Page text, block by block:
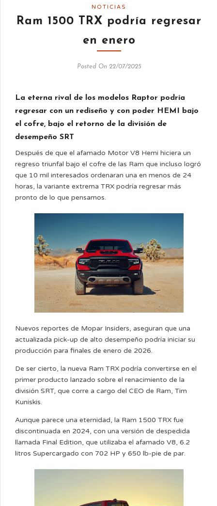
NOTICIAS
Ram 1500 TRX podría regresar
en enero
Posted On 22/07/2025
La eterna rival de los modelos Raptor podría
regresar con un rediseño y con poder HEMI bajo
el cofre, bajo el retorno de la división de
desempeño SRT
Después de que el afamado Motor V8 Hemi hiciera un
regreso triunfal bajo el cofre de las Ram que incluso logró
que 10 mil interesados ordenaran una en menos de 24
horas, la variante extrema TRX podría regresar más
pronto de lo que pensamos.
Nuevos reportes de Mopar Insiders, aseguran que una
actualizada pick-up de alto desempeño podría iniciar su
producción para finales de enero de 2026.
De ser cierto, la nueva Ram TRX podría convertirse en el
primer producto lanzado sobre el renacimiento de la
división SRT, que corre a cargo del CEO de Ram, Tim
Kuniskis.
Aunque parece una eternidad, la Ram 1500 TRX fue
discontinuada en 2024, con una versión de despedida
llamada Final Edition, que utilizaba el afamado V8, 6.2
litros Supercargado con 702 HP y 650 lb-pie de par.